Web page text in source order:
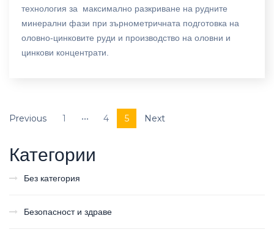
технология за максимално разкриване на рудните
минерални фази при зърнометричната подготовка на
оловно-цинковите руди и производство на оловни и
цинкови концентрати.
Previous 1 ••• 4 5 Next
Категории
Без категория
Безопасност и здраве